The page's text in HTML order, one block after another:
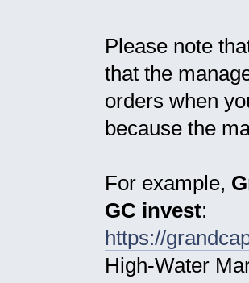
Please note
that the
orders when
because the
For example,
GC invest:
https://
High-Water